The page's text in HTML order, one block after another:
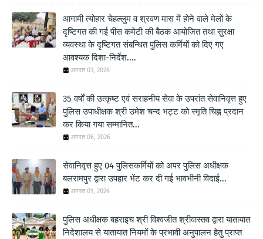
आगामी त्योहार चेहल्लुम व श्रवण मास में होने वाले मेलों के
दृष्टिगत की गई पीस कमेटी की बैठक आयोजित तथा सुरक्षा
व्यवस्था के दृष्टिगत संबन्धित पुलिस कर्मियों को दिए गए
आवश्यक दिशा-निर्देश....
अगस्त 03, 2026
35 वर्षों की उत्कृष्ट एवं सराहनीय सेवा के उपरांत सेवानिवृत्त हुए
पुलिस उपाधीक्षक श्री उमेश चन्द भट्ट को स्मृति चिह्न प्रदान
कर किया गया सम्मानित...
अगस्त 06, 2026
सेवानिवृत्त हुए 04 पुलिसकर्मियों को अपर पुलिस अधीक्षक
बलरामपुर द्वारा उपहार भेंट कर दी गई भावभीनी विदाई...
अगस्त 01, 2026
पुलिस अधीक्षक बहराइच श्री विश्वजीत श्रीवास्तव द्वारा यातायात
निदेशालय से यातायात नियमों के प्रभावी अनुपालन हेतु प्राप्त